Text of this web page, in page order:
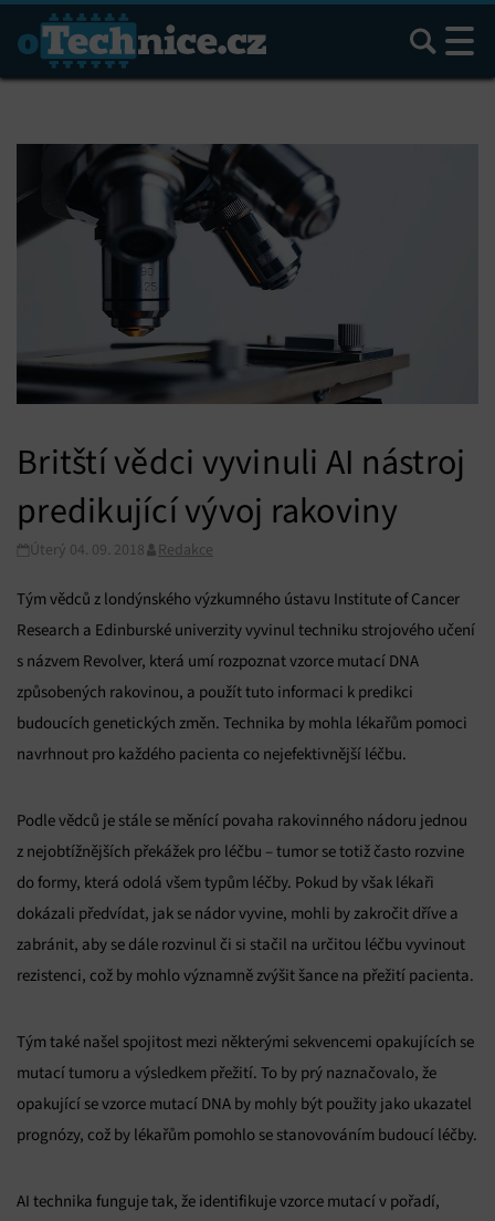
Hledat
Britští vědci vyvinuli AI nástroj
predikující vývoj rakoviny
Úterý 04. 09. 2018 Redakce
Tým vědců z londýnského výzkumného ústavu Institute of Cancer
Research a Edinburské univerzity vyvinul techniku strojového učení
s názvem Revolver, která umí rozpoznat vzorce mutací DNA
způsobených rakovinou, a použít tuto informaci k predikci
budoucích genetických změn. Technika by mohla lékařům pomoci
navrhnout pro každého pacienta co nejefektivnější léčbu.
Podle vědců je stále se měnící povaha rakovinného nádoru jednou
z nejobtížnějších překážek pro léčbu – tumor se totiž často rozvine
do formy, která odolá všem typům léčby. Pokud by však lékaři
dokázali předvídat, jak se nádor vyvine, mohli by zakročit dříve a
zabránit, aby se dále rozvinul či si stačil na určitou léčbu vyvinout
rezistenci, což by mohlo významně zvýšit šance na přežití pacienta.
Tým také našel spojitost mezi některými sekvencemi opakujících se
mutací tumoru a výsledkem přežití. To by prý naznačovalo, že
opakující se vzorce mutací DNA by mohly být použity jako ukazatel
prognózy, což by lékařům pomohlo se stanovováním budoucí léčby.
AI technika funguje tak, že identifikuje vzorce mutací v pořadí,